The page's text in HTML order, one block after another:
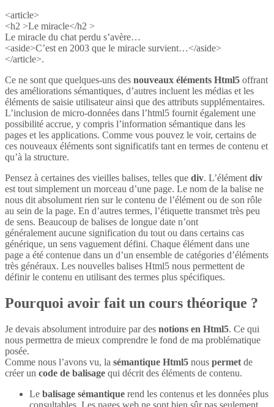
<article>
<h2 >Le miracle</h2 >
Le miracle du chat perdu s’avère…
<aside>C’est en 2003 que le miracle survient…</aside>
</article>.
Ce ne sont que quelques-uns des nouveaux éléments Html5 offrant
des améliorations sémantiques, d’autres incluent les médias et les
éléments de saisie utilisateur ainsi que des attributs supplémentaires.
L’inclusion de micro-données dans l’html5 fournit également une
possibilité accrue, y compris l’information sémantique dans les
pages et les applications. Comme vous pouvez le voir, certains de
ces nouveaux éléments sont significatifs tant en termes de contenu et
qu’à la structure.
Pensez à certaines des vieilles balises, telles que div. L’élément div
est tout simplement un morceau d’une page. Le nom de la balise ne
nous dit absolument rien sur le contenu de l’élément ou de son rôle
au sein de la page. En d’autres termes, l’étiquette transmet très peu
de sens. Beaucoup de balises de longue date n’ont
généralement aucune signification du tout ou dans certains cas
générique, un sens vaguement défini. Chaque élément dans une
page a été contenue dans un d’un ensemble de catégories d’éléments
très généraux. Les nouvelles balises Html5 nous permettent de
définir le contenu en utilisant des termes plus spécifiques.
Pourquoi avoir fait un cours théorique ?
Je devais absolument introduire par des notions en Html5. Ce qui
nous permettra de mieux comprendre le fond de ma problématique
posée.
Comme nous l’avons vu, la sémantique Html5 nous permet de
créer un code de balisage qui décrit des éléments de contenu.
Le balisage sémantique rend les contenus et les données plus
consultables. Les pages web ne sont bien sûr pas seulement